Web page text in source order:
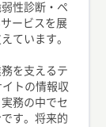
性診断・ペ
ービスを展
ています。
を支えるテ
トの情報収
務の中でセ
す。将来的